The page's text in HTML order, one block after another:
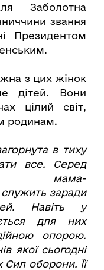
Заболотна
звання
Президентом
з цих жінок
дітей. Вони
цілий світ,
родинам.
в тиху
все. Серед
– мама-
заради
Навіть у
для них
опорою.
якої сьогодні
Сил оборони. Її